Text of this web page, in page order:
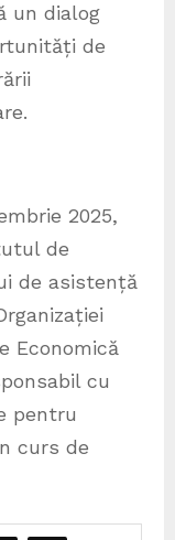
un dialog
de
2025,
de
de asistență
Economică
cu
pentru
curs de